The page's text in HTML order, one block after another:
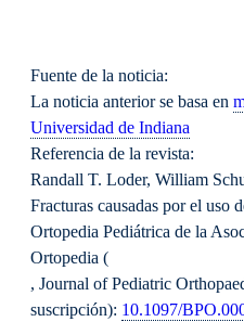
Fuente de la noticia:
La noticia anterior se basa en
Universidad de Indiana
Referencia de la revista:
Randall T. Loder, William
Fracturas causadas por el uso
Ortopedia Pediátrica de la
Ortopedia (
, Journal of Pediatric
suscripción): 10.1097/